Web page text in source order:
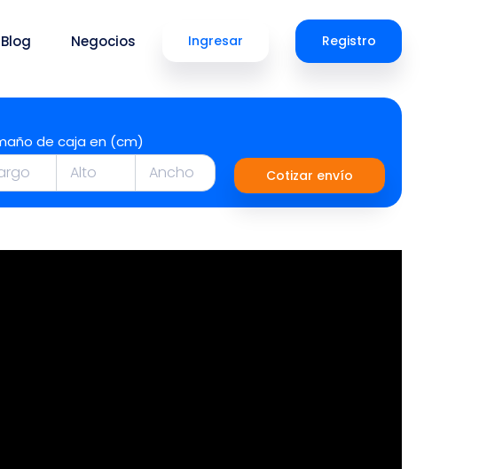
Blog Negocios Ingresar Registro
de caja en (cm)
Cotizar envío